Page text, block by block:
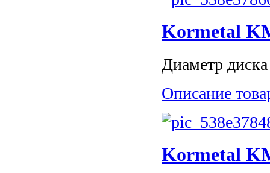
Kormetal
Диаметр
Описание
Kormetal